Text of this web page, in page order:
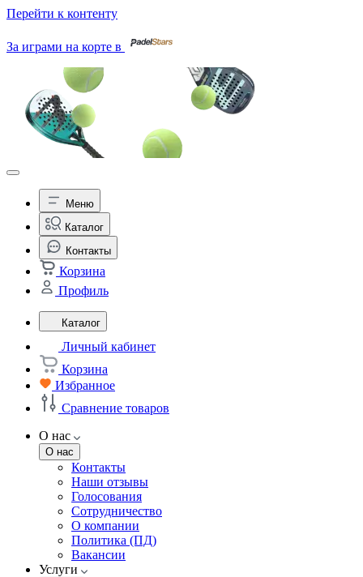
Перейти к контенту
За играми на корте в
Меню
Каталог
Контакты
Корзина
Профиль
Каталог
Личный кабинет
Корзина
Избранное
Сравнение товаров
О нас
О нас
Контакты
Наши отзывы
Голосования
Сотрудничество
О компании
Политика (ПД)
Вакансии
Услуги